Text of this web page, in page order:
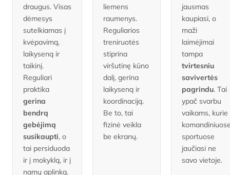
draugus. Visas
dėmesys
sutelkiamas į
kvėpavimą,
laikyseną ir
taikinį.
Reguliari
praktika
gerina
bendrą
gebėjimą
susikaupti, o
tai persiduoda
ir į mokyklą, ir į
namų aplinką.
liemens
raumenys.
Reguliarios
treniruotės
stiprina
viršutinę kūno
dalį, gerina
laikyseną ir
koordinaciją.
Be to, tai
fizinė veikla
be ekranų.
jausmas
kaupiasi, o
maži
laimėjimai
tampa
tvirtesniu
savivertės
pagrindu. Tai
ypač svarbu
vaikams, kurie
sportuose
jaučiasi ne
savo vietoje.